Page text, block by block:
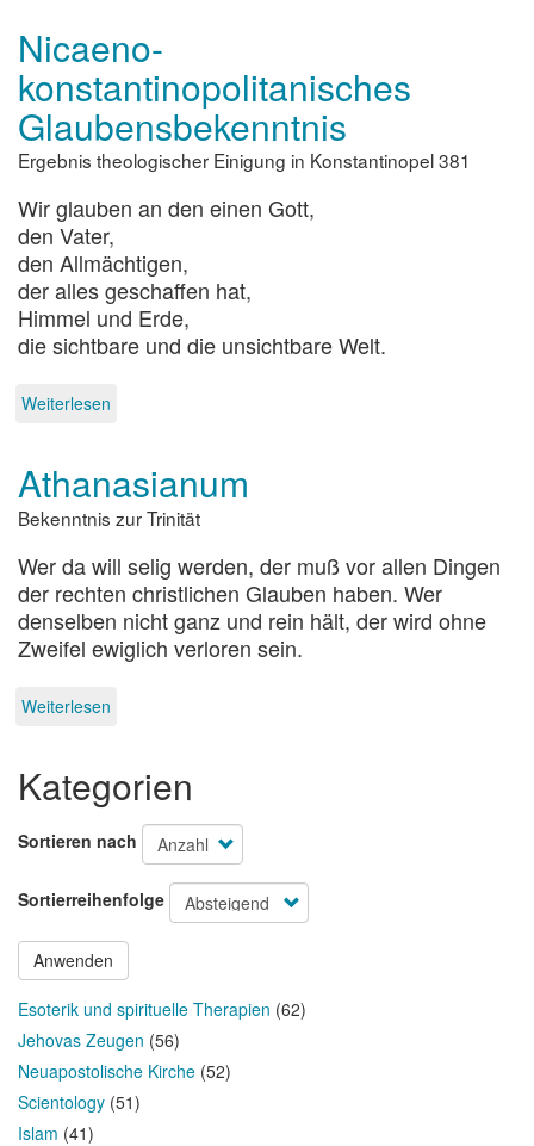
Nicaeno-
konstantinopolitanisches
Glaubensbekenntnis
Ergebnis theologischer Einigung in Konstantinopel 381
Wir glauben an den einen Gott,
den Vater,
den Allmächtigen,
der alles geschaffen hat,
Himmel und Erde,
die sichtbare und die unsichtbare Welt.
Weiterlesen
Glaubensbekenntnis
Athanasianum
Bekenntnis zur Trinität
Wer da will selig werden, der muß vor allen Dingen
der rechten christlichen Glauben haben. Wer
denselben nicht ganz und rein hält, der wird ohne
Zweifel ewiglich verloren sein.
Weiterlesen
Kategorien
Sortieren nach
Sortierreihenfolge
Anwenden
Esoterik und spirituelle Therapien (62)
Jehovas Zeugen (56)
Neuapostolische Kirche (52)
Scientology (51)
Islam (41)